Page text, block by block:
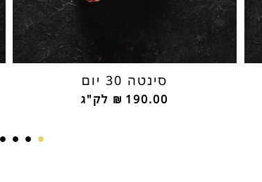
סינטה 30 יום
₪ 190.00 לק"ג